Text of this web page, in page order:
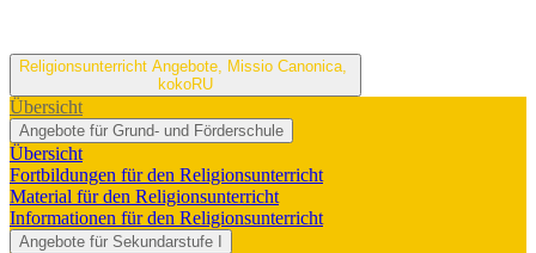
Religionsunterricht Angebote, Missio Canonica,
kokoRU
Übersicht
Angebote für Grund- und Förderschule
Übersicht
Fortbildungen für den Religionsunterricht
Material für den Religionsunterricht
Informationen für den Religionsunterricht
Angebote für Sekundarstufe I